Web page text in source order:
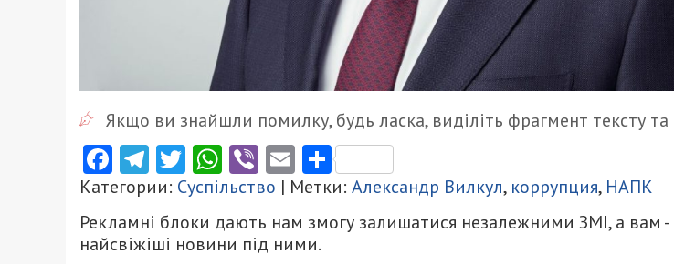
Якщо ви знайшли помилку, будь ласка, виділіть фрагмент тексту та
Facebook
Telegram
Twitter
WhatsApp
ViberEmailПоділитися
Категории: Суспільство | Метки: Александр Вилкул, коррупция, НАПК
Рекламні блоки дають нам змогу залишатися незалежними ЗМІ, а вам
найсвіжіші новини під ними.